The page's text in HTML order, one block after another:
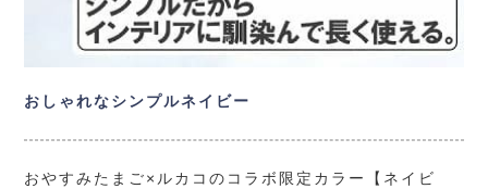
おしゃれなシンプルネイビー
おやすみたまご×ルカコのコラボ限定カラー【ネイビ